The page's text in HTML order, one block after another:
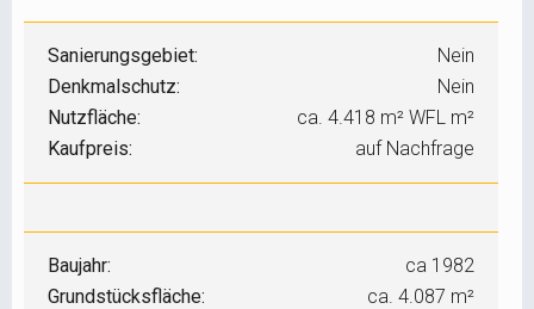
Sanierungsgebiet:
Nein
Denkmalschutz:
Nein
Nutzfläche:
ca. 4.418 m² WFL m²
Kaufpreis:
auf Nachfrage
Baujahr:
ca 1982
Grundstücksfläche:
ca. 4.087 m²